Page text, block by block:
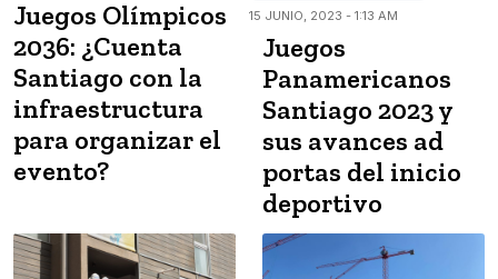
Juegos Olímpicos
2036: ¿Cuenta
Santiago con la
infraestructura
para organizar el
evento?
15 JUNIO, 2023 - 1:13 AM
Juegos
Panamericanos
Santiago 2023 y
sus avances ad
portas del inicio
deportivo